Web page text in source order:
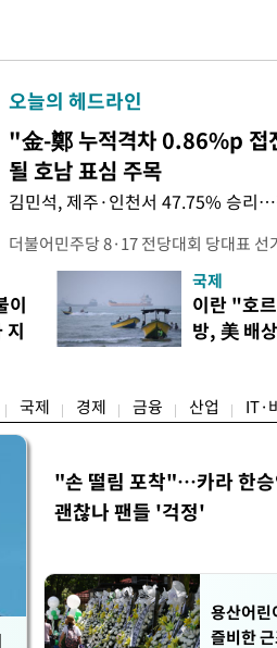
오늘의 헤드라인
"金-鄭 누적격차 0.86%p 접
될 호남 표심 주목
김민석, 제주·인천서 47.75% 승리
더불어민주당 8·17 전당대회 당대표 선
보가 8일 제주·인천 지역 순회경선에서
다. 앞서 정청래 후보 우세 지역으로 점
·울산·경남 경선에서 1승 1패를 주고
제주·인천 경선에서 이기며 '2승 1패'로
이
지
국제
이란 "호
방, 美 배
국제 경제 금융 산업 IT·
"손 떨림 포착"…카라 한
괜찮나 팬들 '걱정'
용산어린
즐비한